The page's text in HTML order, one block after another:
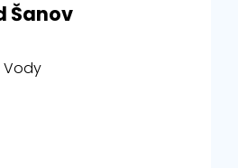
Šanov
Vody